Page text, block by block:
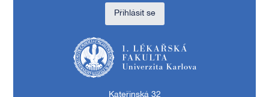
Přihlásit se
Kateřinská 32